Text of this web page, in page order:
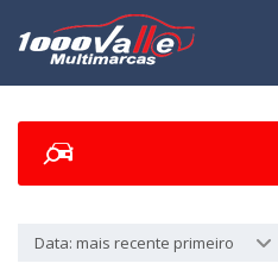
Data: mais recente primeiro